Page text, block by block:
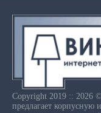
Copyright 2019 :: 2026
предлагает корпусную